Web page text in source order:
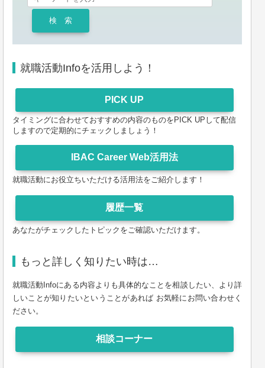
就職活動Infoを活用しよう！
タイミングに合わせておすすめの内容のものをPICK UPして配信
しますので定期的にチェックしましょう！
就職活動にお役立ちいただける活用法をご紹介します！
あなたがチェックしたトピックをご確認いただけます。
もっと詳しく知りたい時は…
就職活動Infoにある内容よりも具体的なことを相談したい、より詳
しいことが知りたいということがあれば お気軽にお問い合わせく
ださい。